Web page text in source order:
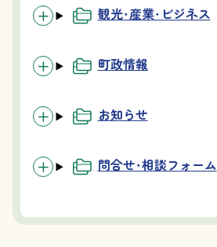
観光・産業・ビジネス
町政情報
お知らせ
問合せ・相談フォーム